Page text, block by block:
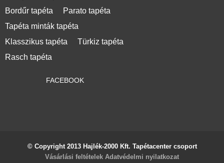
Bordűr tapéta
Parato tapéta
Tapéta minták tapéta
Klasszikus tapéta
Türkiz tapéta
Rasch tapéta
FACEBOOK
© Copyright 2013 Hajlék-2000 Kft. Tapétacenter csoport
Vásárlási feltételek Adatvédelmi nyilatkozat